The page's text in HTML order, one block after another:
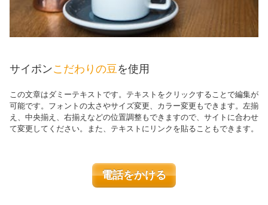
サイポンこだわりの豆を使用
この文章はダミーテキストです。テキストをクリックすることで編集が
可能です。フォントの太さやサイズ変更、カラー変更もできます。左揃
え、中央揃え、右揃えなどの位置調整もできますので、サイトに合わせ
て変更してください。また、テキストにリンクを貼ることもできます。
電話をかける